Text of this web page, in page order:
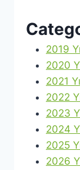
2019
2020
2021
2022
2023
2024
2025
2026